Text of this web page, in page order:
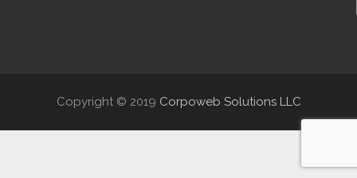
Copyright © 2019 Corpoweb Solutions LLC